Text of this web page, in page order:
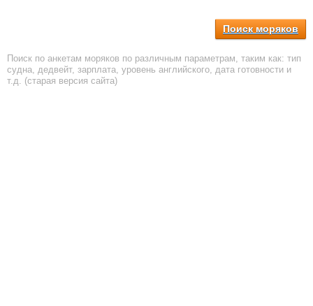
Поиск моряков
Поиск по анкетам моряков по различным параметрам, таким как: тип
судна, дедвейт, зарплата, уровень английского, дата готовности и
т.д. (старая версия сайта)